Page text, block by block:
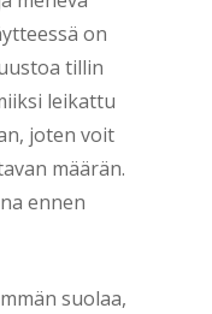
on
tillin
leikattu
joten voit
määrän.
ennen
suolaa,